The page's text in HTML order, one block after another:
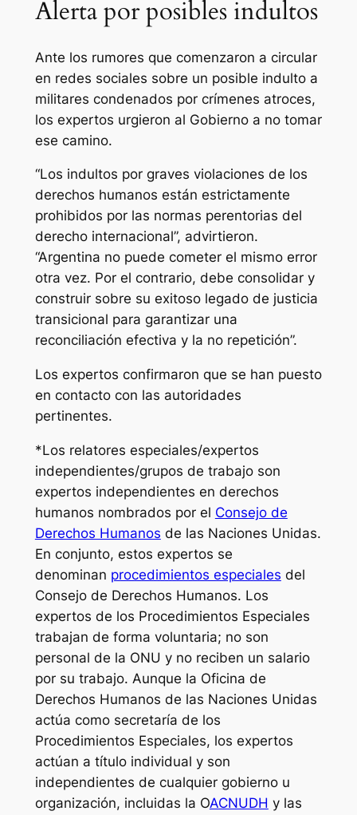
Alerta por posibles indultos
Ante los rumores que comenzaron a circular
en redes sociales sobre un posible indulto a
militares condenados por crímenes atroces,
los expertos urgieron al Gobierno a no tomar
ese camino.
“Los indultos por graves violaciones de los
derechos humanos están estrictamente
prohibidos por las normas perentorias del
derecho internacional”, advirtieron.
“Argentina no puede cometer el mismo error
otra vez. Por el contrario, debe consolidar y
construir sobre su exitoso legado de justicia
transicional para garantizar una
reconciliación efectiva y la no repetición”.
Los expertos confirmaron que se han puesto
en contacto con las autoridades
pertinentes.
*Los relatores especiales/expertos
independientes/grupos de trabajo son
expertos independientes en derechos
humanos nombrados por el Consejo de
Derechos Humanos de las Naciones Unidas.
En conjunto, estos expertos se
denominan procedimientos especiales del
Consejo de Derechos Humanos. Los
expertos de los Procedimientos Especiales
trabajan de forma voluntaria; no son
personal de la ONU y no reciben un salario
por su trabajo. Aunque la Oficina de
Derechos Humanos de las Naciones Unidas
actúa como secretaría de los
Procedimientos Especiales, los expertos
actúan a título individual y son
independientes de cualquier gobierno u
organización, incluidas la OACNUDH y las